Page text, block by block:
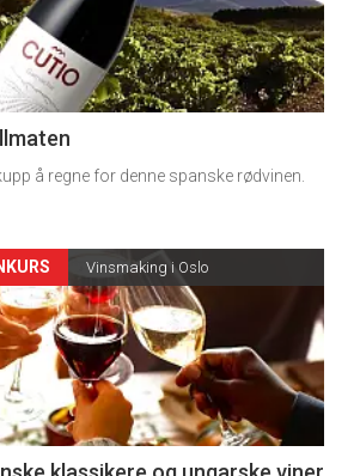
å regne for denne spanske rødvinen.
Vinsmaking i Oslo